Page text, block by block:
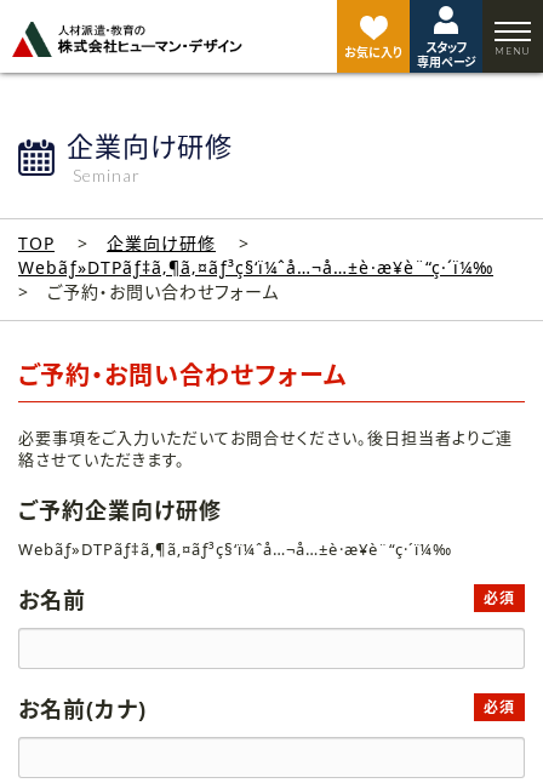
お気に入り
スタッフ
専用ページ
企業向け研修
Seminar
TOP
企業向け研修
Webãƒ»DTPãƒ‡ã‚¶ã‚¤ãƒ³ç§‘ï¼ˆå…¬å…±è·æ¥­è¨“ç·´ï¼‰
ご予約・お問い合わせフォーム
ご予約・お問い合わせフォーム
必要事項をご入力いただいてお問合せください。後日担当者よりご連
絡させていただきます。
ご予約企業向け研修
Webãƒ»DTPãƒ‡ã‚¶ã‚¤ãƒ³ç§‘ï¼ˆå…¬å…±è·æ¥­è¨“ç·´ï¼‰
お名前 必須
お名前(カナ) 必須
ジ
ト